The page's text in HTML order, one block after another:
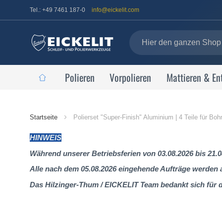
Tel.: +49 7461 187-0 info@eickelit.com
Polieren Vorpolieren Mattieren &
Startseite Polierset "Super-Finish" Aluminium | 4 Teile für
HINWEIS
Während unserer Betriebsferien von 03.08.2026 bis
Alle nach dem 05.08.2026 eingehende Aufträge
Das Hilzinger-Thum / EICKELIT Team bedankt sich für